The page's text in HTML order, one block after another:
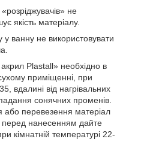
не
якість матеріалу.
ванну не використовувати
Plastall» необхідно в
приміщенні, при
вдалині від нагрівальних
сонячних променів.
або перевезення матеріал
перед нанесенням дайте
кімнатній температурі 22-